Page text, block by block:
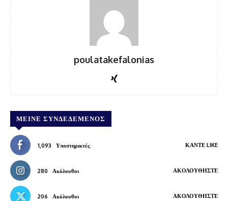
poulatakefalonias
ΜΕΊΝΕ ΣΥΝΔΕΔΕΜΈΝΟΣ
1,093 Υποστηρικτές ΚΆΝΤΕ LIKE
280 Ακόλουθοι ΑΚΟΛΟΥΘΉΣΤΕ
206 Ακόλουθοι ΑΚΟΛΟΥΘΉΣΤΕ